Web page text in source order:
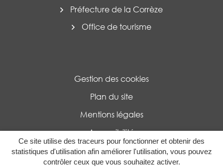
Ce site utilise des traceurs pour fonctionner et obtenir des
statistiques d'utilisation afin améliorer l'utilisation, vous pouvez
contrôler ceux que vous souhaitez activer.
Préfecture de la Corrèze
Office de tourisme
Gestion des cookies
Plan du site
Mentions légales
Accessibilité
Politique de confidentialité